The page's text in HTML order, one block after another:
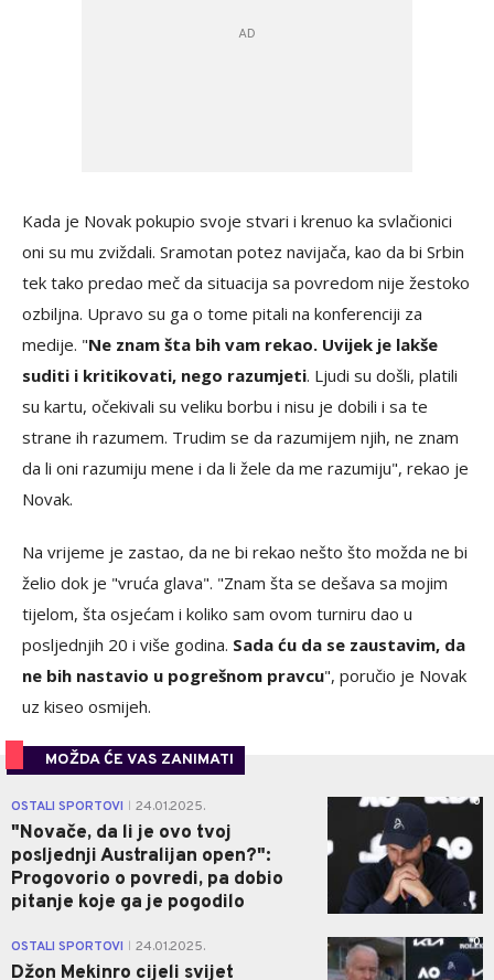
Kada je Novak pokupio svoje stvari i krenuo ka svlačionici
oni su mu zviždali. Sramotan potez navijača, kao da bi Srbin
tek tako predao meč da situacija sa povredom nije žestoko
ozbiljna. Upravo su ga o tome pitali na konferenciji za
medije. "Ne znam šta bih vam rekao. Uvijek je lakše
suditi i kritikovati, nego razumjeti. Ljudi su došli, platili
su kartu, očekivali su veliku borbu i nisu je dobili i sa te
strane ih razumem. Trudim se da razumijem njih, ne znam
da li oni razumiju mene i da li žele da me razumiju", rekao je
Novak.
Na vrijeme je zastao, da ne bi rekao nešto što možda ne bi
želio dok je "vruća glava". "Znam šta se dešava sa mojim
tijelom, šta osjećam i koliko sam ovom turniru dao u
posljednjih 20 i više godina. Sada ću da se zaustavim, da
ne bih nastavio u pogrešnom pravcu", poručio je Novak
uz kiseo osmijeh.
MOŽDA ĆE VAS ZANIMATI
OSTALI SPORTOVI 24.01.2025.
"Novače, da li je ovo tvoj
posljednji Australijan open?":
Progovorio o povredi, pa dobio
pitanje koje ga je pogodilo
0
OSTALI SPORTOVI 24.01.2025.
Džon Mekinro cijeli svijet
0